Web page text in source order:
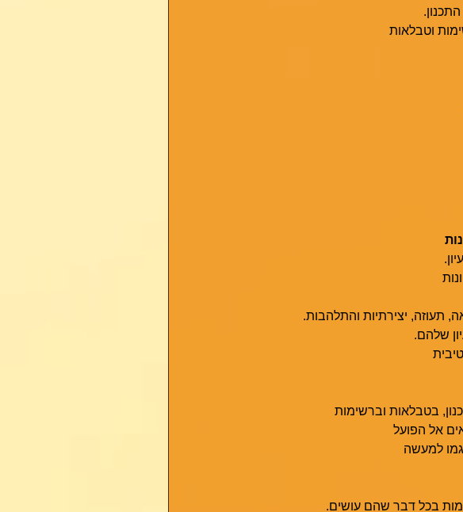
וטבלאות
תעוזה, יצירתיות והתלהבות.
שלהם.
בטבלאות וברשימות
אל הפועל
למעשה
בכל דבר שהם עושים.